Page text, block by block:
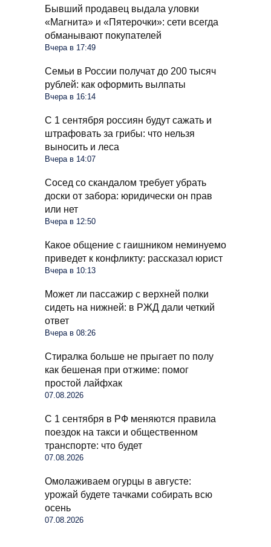
Бывший продавец выдала уловки
«Магнита» и «Пятерочки»: сети всегда
обманывают покупателей
Вчера в 17:49
Семьи в России получат до 200 тысяч
рублей: как оформить вылпаты
Вчера в 16:14
С 1 сентября россиян будут сажать и
штрафовать за грибы: что нельзя
выносить и леса
Вчера в 14:07
Сосед со скандалом требует убрать
доски от забора: юридически он прав
или нет
Вчера в 12:50
Какое общение с гаишником неминуемо
приведет к конфликту: рассказал юрист
Вчера в 10:13
Может ли пассажир с верхней полки
сидеть на нижней: в РЖД дали четкий
ответ
Вчера в 08:26
Стиралка больше не прыгает по полу
как бешеная при отжиме: помог
простой лайфхак
07.08.2026
С 1 сентября в РФ меняются правила
поездок на такси и общественном
транспорте: что будет
07.08.2026
Омолаживаем огурцы в августе:
урожай будете тачками собирать всю
осень
07.08.2026